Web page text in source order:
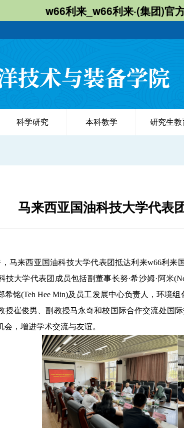
w66利来_w66利来·(集团)官
科学研究 本科教学 研究生教
马来西亚国油科技大学代表
，马来西亚国油科技大学代表团抵达利来w66利
大学代表团成员包括副董事长努·希沙姆·阿米
铭(Teh Hee Min)及员工发展中心负责人，环境
授崔俊男、副教授马永奇和校国际合作交流处国
，增进学术交流与友谊。